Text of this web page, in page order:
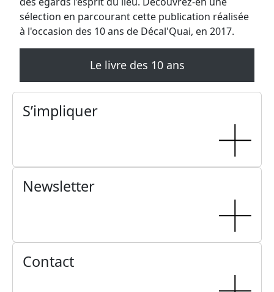
sélection en parcourant cette publication réalisée
à l'occasion des 10 ans de Décal'Quai, en 2017.
Le livre des 10 ans
S’impliquer
Newsletter
Contact